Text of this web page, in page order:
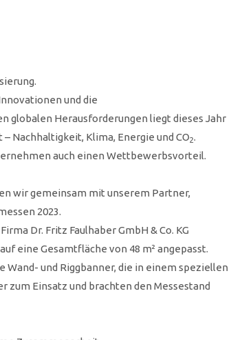
und die
globalen Herausforderungen liegt dieses Jahr
Nachhaltigkeit, Klima, Energie und CO2.
auch einen Wettbewerbsvorteil.
wir gemeinsam mit unserem Partner,
2023.
Dr. Fritz Faulhaber GmbH & Co. KG
eine Gesamtfläche von 48 m² angepasst.
und Riggbanner, die in einem speziellen
Einsatz und brachten den Messestand